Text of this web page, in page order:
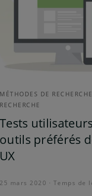
MÉTHODES DE RECHERCHE
RECHERCHE
Tests
outils préférés
UX
25 mars 2020 · Temps de